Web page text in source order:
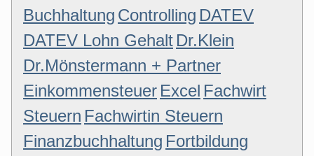
Buchhaltung Controlling DATEV
DATEV Lohn Gehalt Dr.Klein
Dr.Mönstermann + Partner
Einkommensteuer Excel Fachwirt
Steuern Fachwirtin Steuern
Finanzbuchhaltung Fortbildung